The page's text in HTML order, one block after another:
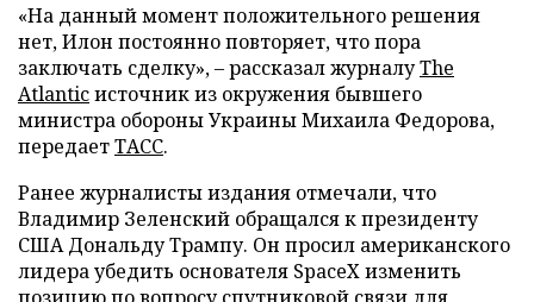
«На данный момент положительного решения
нет, Илон постоянно повторяет, что пора
заключать сделку», – рассказал журналуThe
Atlanticисточник из окружения бывшего
министра обороны Украины Михаила Федорова,
передаетТАСС.
Ранее журналисты издания отмечали, что
Владимир Зеленский обращался к президенту
США Дональду Трампу. Он просил американского
лидера убедить основателя SpaceX изменить